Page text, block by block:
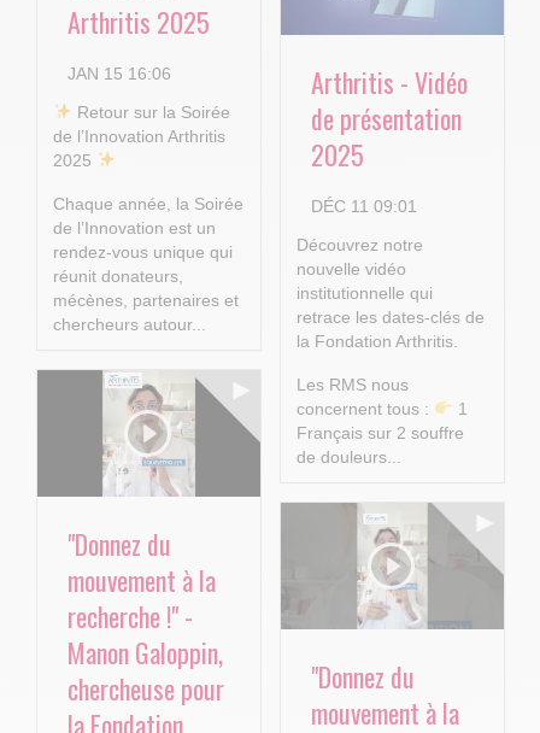
Arthritis 2025
JAN 15 16:06
​ Retour sur la Soirée
de l’Innovation Arthritis
2025
Chaque année, la Soirée
de l’Innovation est un
rendez-vous unique qui
réunit donateurs,
mécènes, partenaires et
chercheurs autour...
Arthritis - Vidéo
de présentation
2025
DÉC 11 09:01
Découvrez notre
nouvelle vidéo
institutionnelle qui
retrace les dates-clés de
la Fondation Arthritis.
Les RMS nous
concernent tous :
1
Français sur 2 souffre
de douleurs...
"Donnez du
mouvement à la
recherche !" -
Manon Galoppin,
chercheuse pour
la Fondation
"Donnez du
mouvement à la